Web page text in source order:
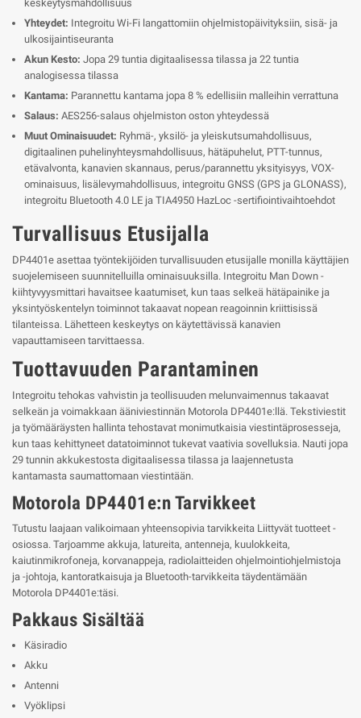
keskeytysmahdollisuus
Yhteydet: Integroitu Wi-Fi langattomiin ohjelmistopäivityksiin, sisä- ja
ulkosijaintiseuranta
Akun Kesto: Jopa 29 tuntia digitaalisessa tilassa ja 22 tuntia
analogisessa tilassa
Kantama: Parannettu kantama jopa 8 % edellisiin malleihin verrattuna
Salaus: AES256-salaus ohjelmiston oston yhteydessä
Muut Ominaisuudet: Ryhmä-, yksilö- ja yleiskutsumahdollisuus,
digitaalinen puhelinyhteysmahdollisuus, hätäpuhelut, PTT-tunnus,
etävalvonta, kanavien skannaus, perus/parannettu yksityisyys, VOX-
ominaisuus, lisälevymahdollisuus, integroitu GNSS (GPS ja GLONASS),
integroitu Bluetooth 4.0 LE ja TIA4950 HazLoc -sertifiointivaihtoehdot
Turvallisuus Etusijalla
DP4401e asettaa työntekijöiden turvallisuuden etusijalle monilla käyttäjien
suojelemiseen suunnitelluilla ominaisuuksilla. Integroitu Man Down -
kiihtyvyysmittari havaitsee kaatumiset, kun taas selkeä hätäpainike ja
yksintyöskentelyn toiminnot takaavat nopean reagoinnin kriittisissä
tilanteissa. Lähetteen keskeytys on käytettävissä kanavien
vapauttamiseen tarvittaessa.
Tuottavuuden Parantaminen
Integroitu tehokas vahvistin ja teollisuuden melunvaimennus takaavat
selkeän ja voimakkaan ääniviestinnän Motorola DP4401e:llä. Tekstiviestit
ja työmääräysten hallinta tehostavat monimutkaisia viestintäprosesseja,
kun taas kehittyneet datatoiminnot tukevat vaativia sovelluksia. Nauti jopa
29 tunnin akkukestosta digitaalisessa tilassa ja laajennetusta
kantamasta saumattomaan viestintään.
Motorola DP4401e:n Tarvikkeet
Tutustu laajaan valikoimaan yhteensopivia tarvikkeita Liittyvät tuotteet -
osiossa. Tarjoamme akkuja, latureita, antenneja, kuulokkeita,
kaiutinmikrofoneja, korvanappeja, radiolaitteiden ohjelmointiohjelmistoja
ja -johtoja, kantoratkaisuja ja Bluetooth-tarvikkeita täydentämään
Motorola DP4401e:täsi.
Pakkaus Sisältää
Käsiradio
Akku
Antenni
Vyöklipsi